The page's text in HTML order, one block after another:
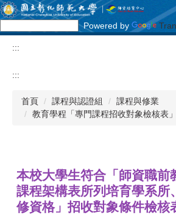
跳
到
主
要
容
Powered by
:::
:::
首頁 課程與認證組
課程與修業
教育學程「專門課程招收對象檢核表」
本校大學生符合「師資職前
課程架構表所列培育學系所
修資格」招收對象條件檢核